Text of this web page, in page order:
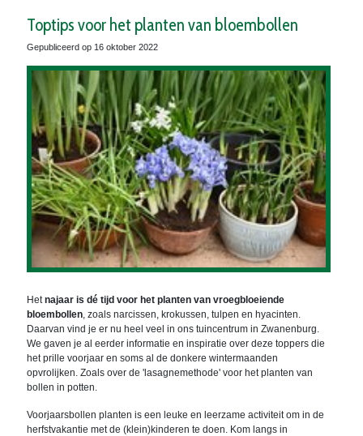
Toptips voor het planten van bloembollen
Gepubliceerd op 16 oktober 2022
Hetnajaar is dé tijd voor het planten van vroegbloeiende
bloembollen , zoals narcissen, krokussen, tulpen en hyacinten.
Daarvan vind je er nu heel veel in ons tuincentrum in Zwanenburg.
We gaven je al eerder informatie en inspiratie over deze toppers die
het prille voorjaar en soms al de donkere wintermaanden
opvrolijken. Zoals over de 'lasagnemethode' voor het planten van
bollen in potten.
Voorjaarsbollen planten is een leuke en leerzame activiteit om in de
herfstvakantie met de (klein)kinderen te doen. Kom langs in